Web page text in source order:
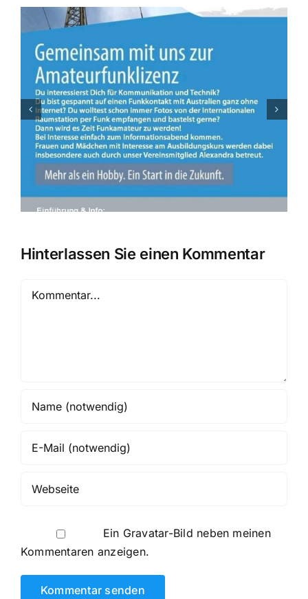
August OV Abend am 07.08.2026 in
Weichering
Hinterlassen Sie einen Kommentar
Ein Gravatar-Bild neben meinen
Kommentaren anzeigen.